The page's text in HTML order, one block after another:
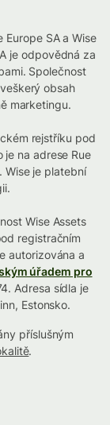
SA a Wise
je odpovědná za
Společnost
obsah
marketingu.
rejstříku pod
na adrese Rue
Wise je platební
Wise Assets
registračním
autorizována a
úřadem pro
Adresa sídla je
Estonsko.
příslušným
.